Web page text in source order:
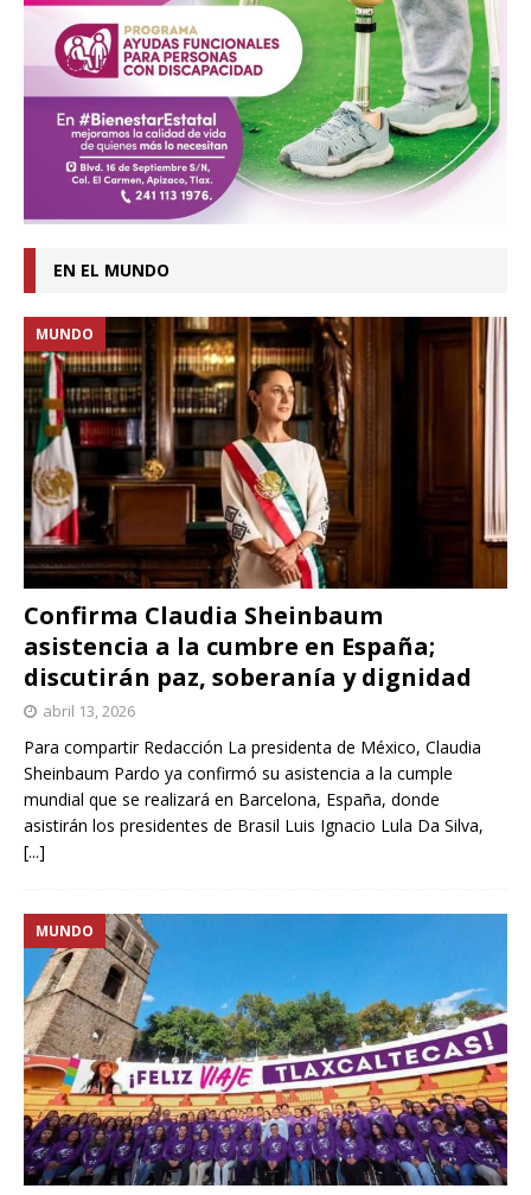
EN EL MUNDO
Confirma Claudia Sheinbaum
asistencia a la cumbre en España;
discutirán paz, soberanía y dignidad
MUNDO
abril 13, 2026
Para compartir Redacción La presidenta de México, Claudia
Sheinbaum Pardo ya confirmó su asistencia a la cumple
mundial que se realizará en Barcelona, España, donde
asistirán los presidentes de Brasil Luis Ignacio Lula Da Silva,
[...]
MUNDO